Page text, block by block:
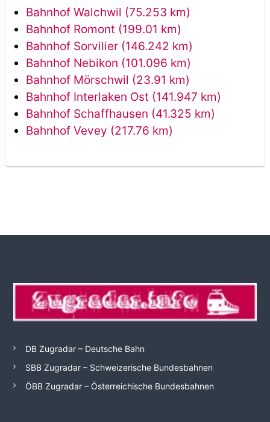
Bahnhof Walchwil (75.253 km)
Bahnhof Romont (199.01 km)
Bahnhof Sorvilier (146.242 km)
Bahnhof Nebikon (101.096 km)
Bahnhof Mörschwil (23.91 km)
Bahnhof Interlaken Ost (141.947 km)
Bahnhof Schaffhausen (41.325 km)
Bahnhof Vevey (217.76 km)
DB Zugradar – Deutsche Bahn
SBB Zugradar – Schweizerische Bundesbahnen
ÖBB Zugradar – Österreichische Bundesbahnen